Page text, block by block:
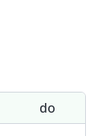
do